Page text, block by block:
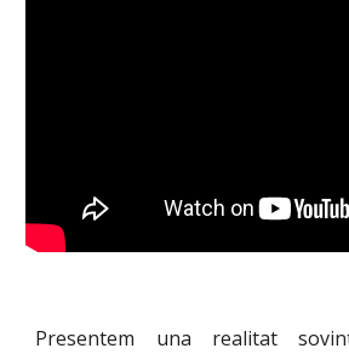
Presentem una realitat